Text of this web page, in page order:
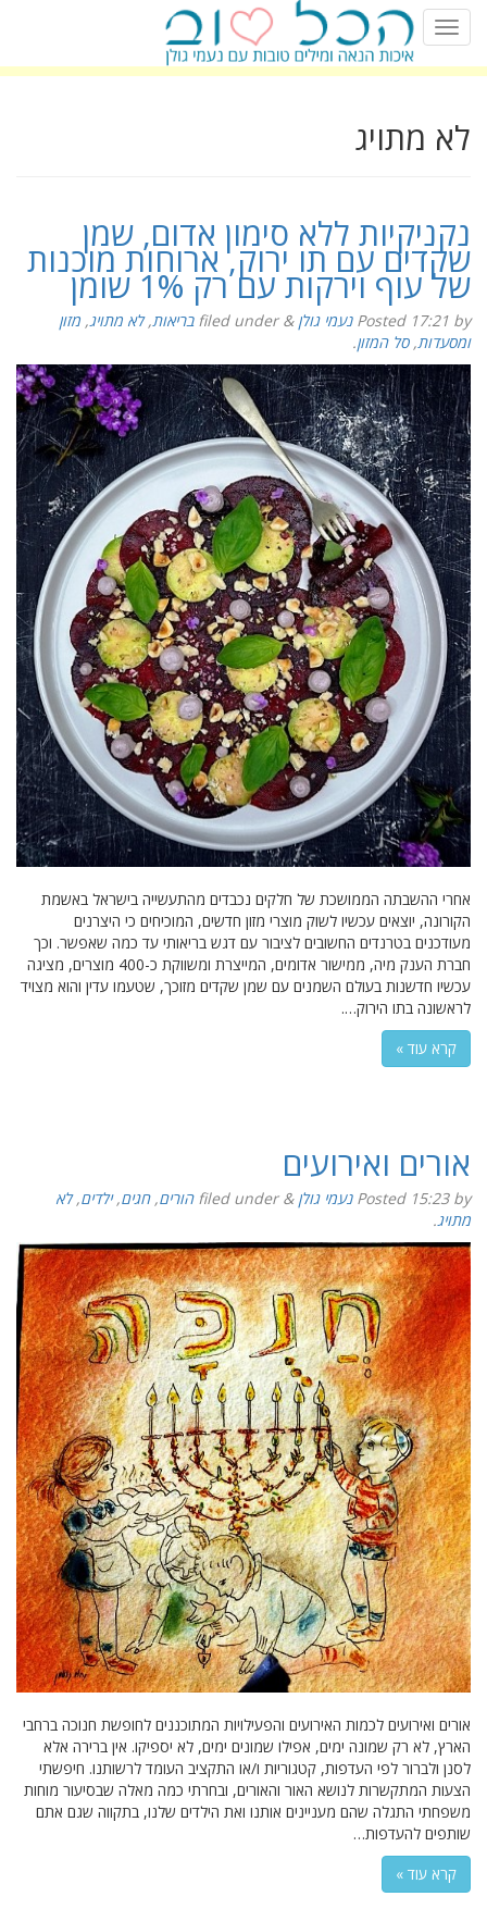
לא מתויג
נקניקיות ללא סימון אדום, שמן
שקדים עם תו ירוק, ארוחות מוכנות
של עוף וירקות עם רק 1% שומן
Posted 17:21 by נעמי גולן &
filed under בריאות,לא מתויג, מזון
ומסעדות,סל המזון.
אחרי ההשבתה הממושכת של חלקים נכבדים מהתעשייה בישראל באשמת
הקורונה, יוצאים עכשיו לשוק מוצרי מזון חדשים, המוכיחים כי היצרנים
מעודכנים בטרנדים החשובים לציבור עם דגש בריאותי עד כמה שאפשר. וכך
חברת הענק מיה, ממישור אדומים, המייצרת ומשווקת כ-400 מוצרים, מציגה
עכשיו חדשנות בעולם השמנים עם שמן שקדים מזוכך, שטעמו עדין והוא מצויד
לראשונה בתו הירוק….
קרא עוד »
אורים ואירועים
Posted 15:23by נעמי גולן &
filed under הורים,חגים,ילדים,לא
מתויג.
אורים ואירועים לכמות האירועים והפעילויות המתוכננים לחופשת חנוכה ברחבי
הארץ, לא רק שמונה ימים, אפילו שמונים ימים, לא יספיקו. אין ברירה אלא
לסנן ולברור לפי העדפות, קטגוריות ו/או התקציב העומד לרשותנו. חיפשתי
הצעות המתקשרות לנושא האור והאורים, ובחרתי כמה מאלה שבסיעור מוחות
משפחתי התגלה שהם מעניינים אותנו ואת הילדים שלנו, בתקווה שגם אתם
שותפים להעדפות…
קרא עוד »